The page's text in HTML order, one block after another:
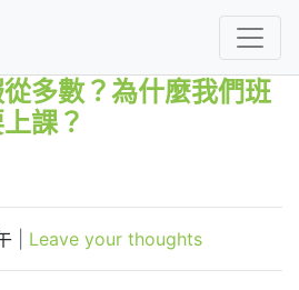
多數？為什麼我們班
課？
Leave your thoughts